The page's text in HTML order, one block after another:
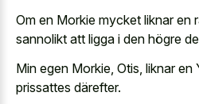
Om en Morkie mycket liknar en
sannolikt att ligga i den högre
Min egen Morkie, Otis, liknar en
prissattes därefter.